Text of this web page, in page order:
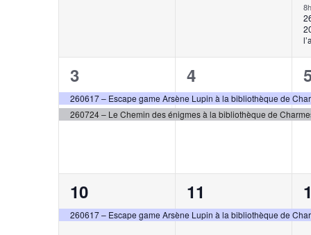
2
évènements,
3
260617 – Escape game Arsène Lupin à la bibliothèque de
260724 – Le Chemin des énigmes à la bibliothèque de
2
évènements,
4
2
1
évènement,
10
260617 – Escape game Arsène Lupin à la bibliothèque de
1
évènement,
11
1